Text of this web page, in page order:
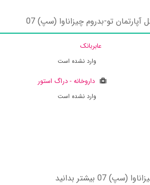
تو-بدروم چیزاناوا (سپ) 07
عابربانک
وارد نشده است
داروخانه - دراگ استور
وارد نشده است
07 بیشتر بدانید